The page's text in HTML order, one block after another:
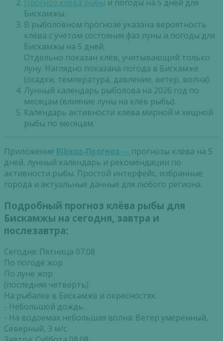
Прогноз клева рыбы и погоды на 5 дней для
Бискамжы.
В рыболовном прогнозе указана вероятность
клёва с учетом состояния фаз луны и погоды для
Бискамжы на 5 дней.
Отдельно показан клёв, учитывающий только
луну. Наглядно показана погода в Бискамже
(осадки, температура, давление, ветер, волна).
Лунный календарь рыболова на 2026 год по
месяцам (влияние луны на клёв рыбы).
Календарь активности клёва мирной и хищной
рыбы по месяцам.
Приложение Ribxoz-Прогноз — прогнозы клёва на 5
дней, лунный календарь и рекомендации по
активности рыбы. Простой интерфейс, избранные
города и актуальные данные для любого региона.
Подробный прогноз клёва рыбы для
Бискамжы на сегодня, завтра и
послезавтра:
Сегодня: Пятница 07.08
По погоде жор
По луне жор
(последняя четверть)
На рыбалке в Бискамже и окресностях:
- Небольшой дождь.
- На водоемах небольшая волна. Ветер умеренный,
Северный, 3 м/с.